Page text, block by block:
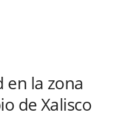
en la zona
de Xalisco